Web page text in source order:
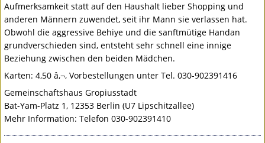
Aufmerksamkeit statt auf den Haushalt lieber Shopping und
anderen Männern zuwendet, seit ihr Mann sie verlassen hat.
Obwohl die aggressive Behiye und die sanftmütige Handan
grundverschieden sind, entsteht sehr schnell eine innige
Beziehung zwischen den beiden Mädchen.
Karten: 4,50 â‚¬, Vorbestellungen unter Tel. 030-902391416
Gemeinschaftshaus Gropiusstadt
Bat-Yam-Platz 1, 12353 Berlin (U7 Lipschitzallee)
Mehr Information: Telefon 030-902391410